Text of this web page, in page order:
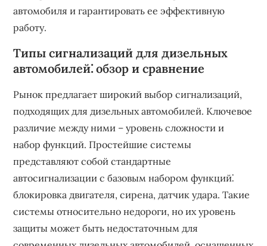
автомобиля и гарантировать ее эффективную
работу.
Типы сигнализаций для дизельных
автомобилей⁚ обзор и сравнение
Рынок предлагает широкий выбор сигнализаций,
подходящих для дизельных автомобилей. Ключевое
различие между ними – уровень сложности и
набор функций. Простейшие системы
представляют собой стандартные
автосигнализации с базовым набором функций⁚
блокировка двигателя, сирена, датчик удара. Такие
системы относительно недороги, но их уровень
защиты может быть недостаточным для